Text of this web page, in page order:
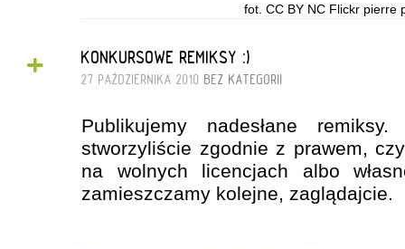
fot. CC BY NC Flickr pierre
+ KONKURSOWE REMIKSY :)
27 PAŹDZIERNIKA 2010 BEZ KATEGORII
Publikujemy nadesłane
stworzyliście zgodnie z prawem,
na wolnych licencjach albo
zamieszczamy kolejne, zaglądajcie.